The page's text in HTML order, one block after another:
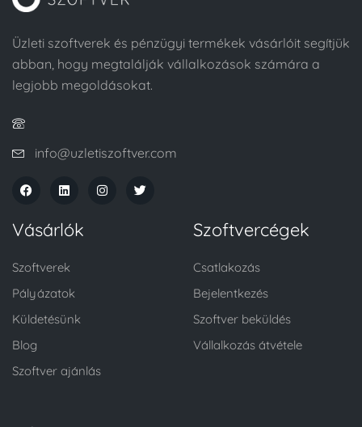
Üzleti szoftverek és pénzügyi termékek vásárlóit segítjük
abban, hogy megtalálják vállalkozások számára a
legjobb megoldásokat.
info@uzletiszoftver.com
Vásárlók
Szoftverek
Pályázatok
Küldetésünk
Blog
Szoftver ajánlás
Szoftvercégek
Csatlakozás
Bejelentkezés
Szoftver beküldés
Vállalkozás átvétele